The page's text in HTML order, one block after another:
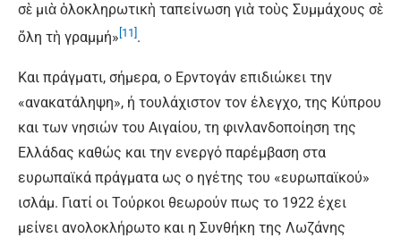
σὲ μιὰ ὁλοκληρωτικὴ ταπείνωση γιὰ τοὺς Συμμάχους σὲ
ὅλη τὴ γραμμή» [11] .
Και πράγματι, σήμερα, ο Ερντογάν επιδιώκει την
«ανακατάληψη», ή τουλάχιστον τον έλεγχο, της Κύπρου
και των νησιών του Αιγαίου, τη φινλανδοποίηση της
Ελλάδας καθώς και την ενεργό παρέμβαση στα
ευρωπαϊκά πράγματα ως ο ηγέτης του «ευρωπαϊκού»
ισλάμ. Γιατί οι Τούρκοι θεωρούν πως το 1922 έχει
μείνει ανολοκλήρωτο και η Συνθήκη της Λωζάνης